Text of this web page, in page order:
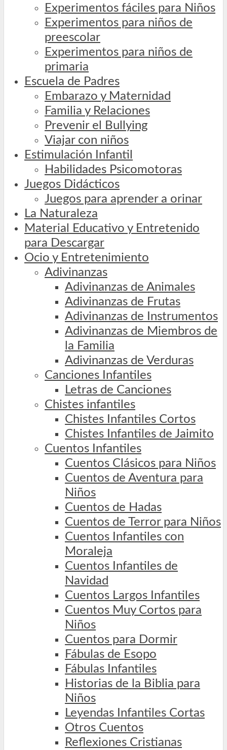
Experimentos fáciles para Niños
Experimentos para niños de
preescolar
Experimentos para niños de
primaria
Escuela de Padres
Embarazo y Maternidad
Familia y Relaciones
Prevenir el Bullying
Viajar con niños
Estimulación Infantil
Habilidades Psicomotoras
Juegos Didácticos
Juegos para aprender a orinar
La Naturaleza
Material Educativo y Entretenido
para Descargar
Ocio y Entretenimiento
Adivinanzas
Adivinanzas de Animales
Adivinanzas de Frutas
Adivinanzas de Instrumentos
Adivinanzas de Miembros de
la Familia
Adivinanzas de Verduras
Canciones Infantiles
Letras de Canciones
Chistes infantiles
Chistes Infantiles Cortos
Chistes Infantiles de Jaimito
Cuentos Infantiles
Cuentos Clásicos para Niños
Cuentos de Aventura para
Niños
Cuentos de Hadas
Cuentos de Terror para Niños
Cuentos Infantiles con
Moraleja
Cuentos Infantiles de
Navidad
Cuentos Largos Infantiles
Cuentos Muy Cortos para
Niños
Cuentos para Dormir
Fábulas de Esopo
Fábulas Infantiles
Historias de la Biblia para
Niños
Leyendas Infantiles Cortas
Otros Cuentos
Reflexiones Cristianas